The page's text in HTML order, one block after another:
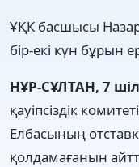
ҰҚК басшысы
бір-екі күн бұрын
НҰР-СҰЛТАН, 7
қауіпсіздік
Елбасының
қолдамағанын